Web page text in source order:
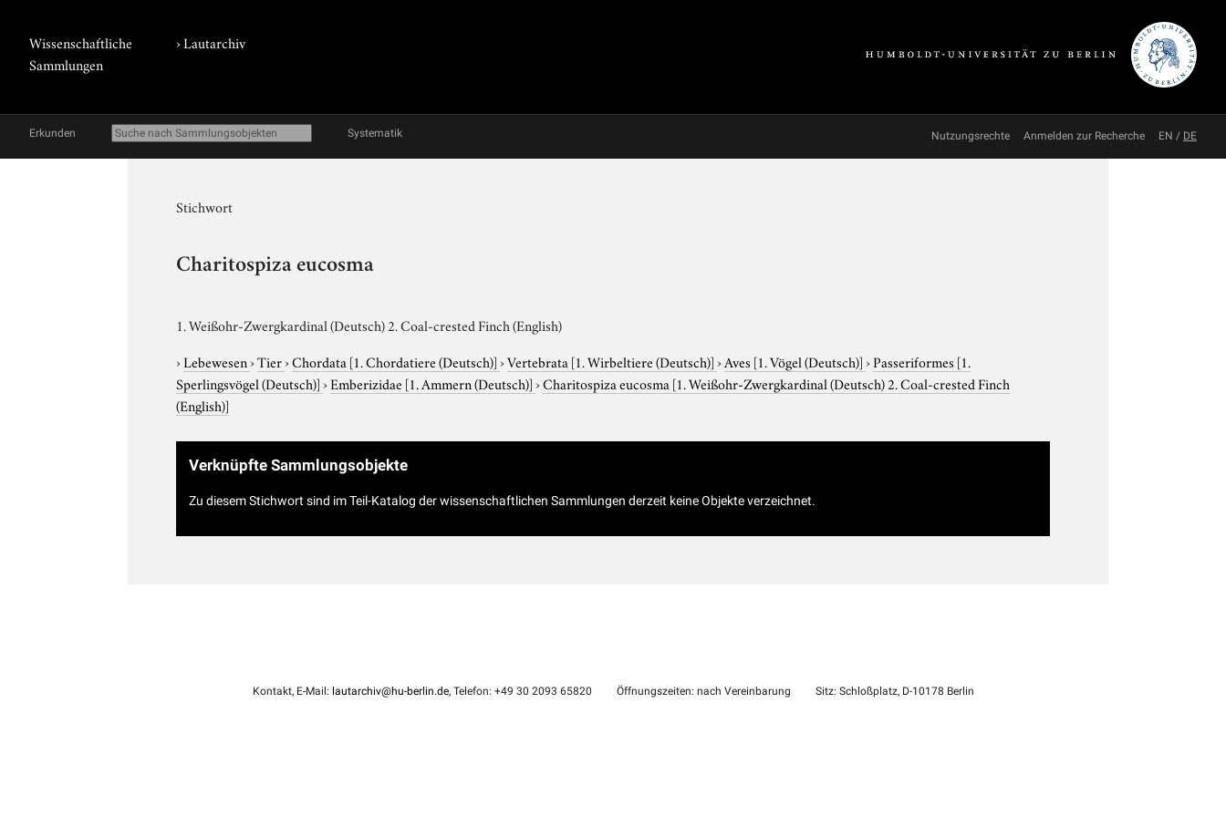
Wissenschaftliche
Sammlungen
›Lautarchiv
Erkunden Systematik Nutzungsrechte Anmelden zur Recherche EN / DE
Stichwort
Charitospiza eucosma
1. Weißohr-Zwergkardinal (Deutsch) 2. Coal-crested Finch (English)
›Lebewesen›Tier›Chordata [1. Chordatiere (Deutsch)]›Vertebrata [1. Wirbeltiere (Deutsch)]›Aves [1. Vögel (Deutsch)]›Passeriformes [1.
Sperlingsvögel (Deutsch)]›Emberizidae [1. Ammern (Deutsch)]›Charitospiza eucosma [1. Weißohr-Zwergkardinal (Deutsch) 2. Coal-crested Finch
(English)]
Verknüpfte Sammlungsobjekte
Zu diesem Stichwort sind im Teil-Katalog der wissenschaftlichen Sammlungen derzeit keine Objekte verzeichnet.
Kontakt, E-Mail: lautarchiv@hu-berlin.de, Telefon: +49 30 2093 65820 Öffnungszeiten: nach Vereinbarung Sitz: Schloßplatz, D-10178 Berlin